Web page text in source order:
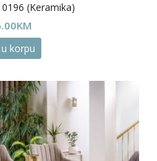
(Keramika)
KM
korpu